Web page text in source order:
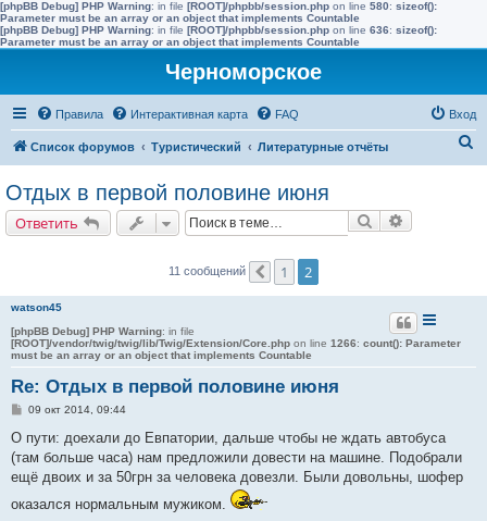
[phpBB Debug] PHP Warning: in file [ROOT]/phpbb/session.php on line 580: sizeof():
Parameter must be an array or an object that implements Countable
[phpBB Debug] PHP Warning: in file [ROOT]/phpbb/session.php on line 636: sizeof():
Parameter must be an array or an object that implements Countable
Черноморское
Правила Интерактивная карта FAQ Вход
Список форумов Туристический Литературные отчёты
Отдых в первой половине июня
Ответить Поиск
11 сообщений Пред.
1 2
watson45
[phpBB Debug] PHP Warning: in file
[ROOT]/vendor/twig/twig/lib/Twig/Extension/Core.php on line 1266: count(): Parameter
must be an array or an object that implements Countable
Re: Отдых в первой половине июня
С
о
щ
е
н
и
е
09 окт 2014, 09:44
О пути: доехали до Евпатории, дальше чтобы не ждать автобуса
(там больше часа) нам предложили довести на машине. Подобрали
ещё двоих и за 50грн за человека довезли. Были довольны, шофер
оказался нормальным мужиком.